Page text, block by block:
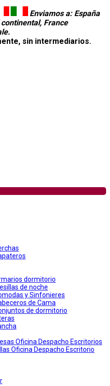
Enviamos a: España
France
sin intermediarios.
dormitorio
de noche
y Sinfonieres
de Cama
de dormitorio
Oficina Despacho Escritorios
Oficina Despacho Escritorio